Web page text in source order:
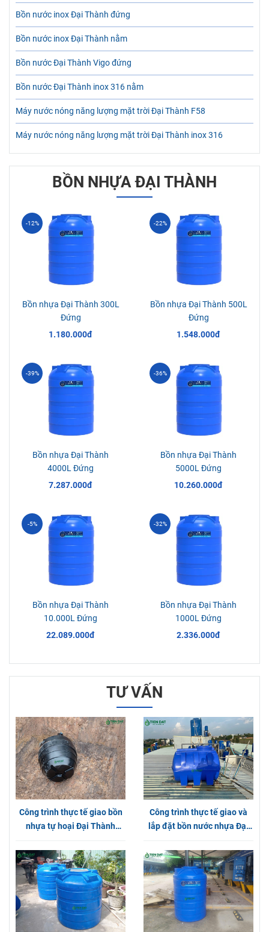
Bồn nước inox Đại Thành đứng
Bồn nước inox Đại Thành nằm
Bồn nước Đại Thành Vigo đứng
Bồn nước Đại Thành inox 316 nằm
Máy nước nóng năng lượng mặt trời Đại Thành F58
Máy nước nóng năng lượng mặt trời Đại Thành inox 316
BỒN NHỰA ĐẠI THÀNH
Bồn nhựa Đại Thành 300L
Đứng
1.180.000đ
-12%
Bồn nhựa Đại Thành 500L
Đứng
1.548.000đ
-22%
Bồn nhựa Đại Thành
4000L Đứng
7.287.000đ
-39%
Bồn nhựa Đại Thành
5000L Đứng
10.260.000đ
-36%
Bồn nhựa Đại Thành
10.000L Đứng
22.089.000đ
-5%
Bồn nhựa Đại Thành
1000L Đứng
2.336.000đ
-32%
TƯ VẤN
Công trình thực tế giao bồn
nhựa tự hoại Đại Thành
Công trình thực tế giao và
lắp đặt bồn nước nhựa Đại